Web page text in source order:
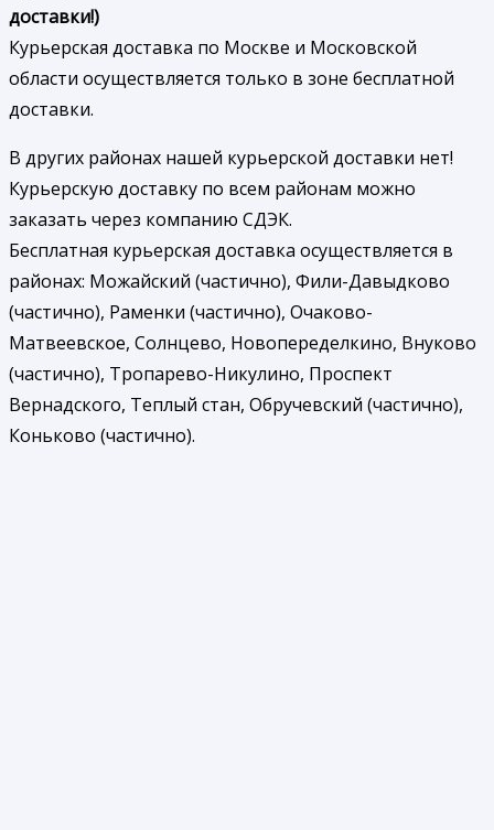
доставки!)
Курьерская доставка по Москве и Московской
области осуществляется только в зоне бесплатной
доставки.
В других районах нашей курьерской доставки нет!
Курьерскую доставку по всем районам можно
заказать через компанию СДЭК.
Бесплатная курьерская доставка осуществляется в
районах: Можайский (частично), Фили-Давыдково
(частично), Раменки (частично), Очаково-
Матвеевское, Солнцево, Новопеределкино, Внуково
(частично), Тропарево-Никулино, Проспект
Вернадского, Теплый стан, Обручевский (частично),
Коньково (частично).